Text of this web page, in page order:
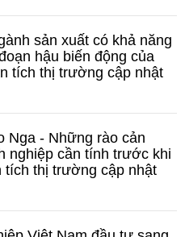
sản xuất có khả năng
hậu biến động của
tích thị trường cập nhật
Nga - Những rào cản
nghiệp cần tính trước khi
tích thị trường cập nhật